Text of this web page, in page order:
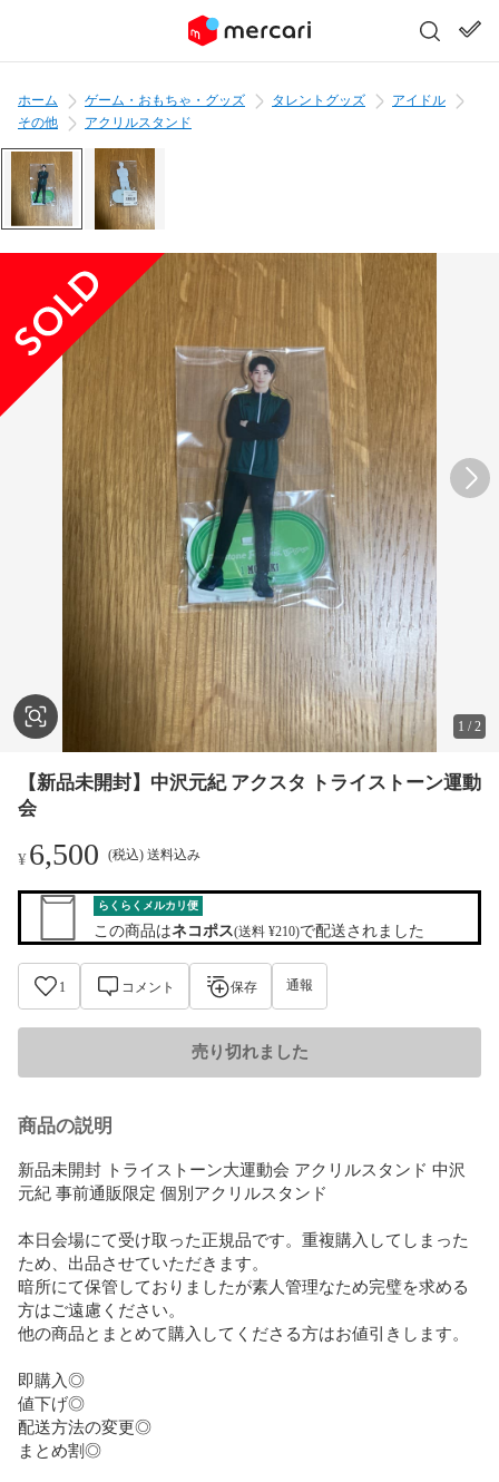
ホーム ゲーム・おもちゃ・グッズ タレントグッズ
アイドル
その他
アクリルスタンド
1 /2
【新品未開封】中沢元紀 アクスタ トライストーン運動
会
¥6,500 (税込) 送料込み
らくらくメルカリ便
この商品はネコポス(送料 ¥210)で配送されました
1 コメント 保存 通報
売り切れました
商品の説明
新品未開封 トライストーン大運動会 アクリルスタンド 中沢
元紀 事前通販限定 個別アクリルスタンド
本日会場にて受け取った正規品です。重複購入してしまった
ため、出品させていただきます。
暗所にて保管しておりましたが素人管理なため完璧を求める
方はご遠慮ください。
他の商品とまとめて購入してくださる方はお値引きします。
即購入◎
値下げ◎
配送方法の変更◎
まとめ割◎